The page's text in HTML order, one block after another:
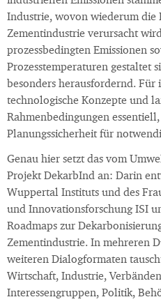
Industrie, wovon wiederum die
Zementindustrie verursacht
prozessbedingten Emissionen
Prozesstemperaturen gestaltet
besonders herausfordernd.
technologische Konzepte und
Rahmenbedingungen
Planungssicherheit für
Genau hier setzt das vom
Projekt DekarbInd an: Darin
Wuppertal Instituts und des
und Innovationsforschung ISI
Roadmaps zur
Zementindustrie. In mehreren
weiteren Dialogformaten
Wirtschaft, Industrie,
Interessengruppen, Politik,